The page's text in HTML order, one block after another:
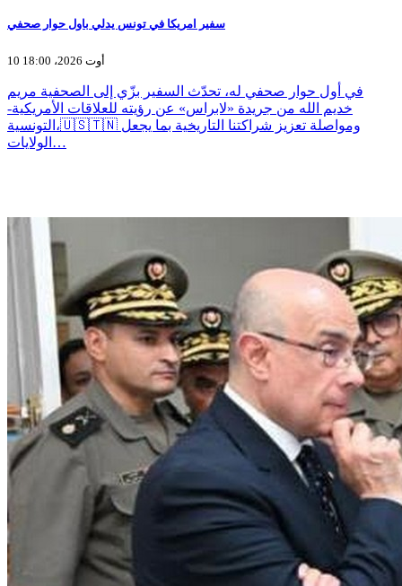
سفير امريكا في تونس يدلي باول حوار صحفي
10 أوت 2026، 18:00
في أول حوار صحفي له، تحدّث السفير بزّي إلى الصحفية مريم
خديم الله من جريدة «لابراس» عن رؤيته للعلاقات الأمريكية-
التونسية،🇺🇸🇹🇳 ومواصلة تعزيز شراكتنا التاريخية بما يجعل
الولايات…